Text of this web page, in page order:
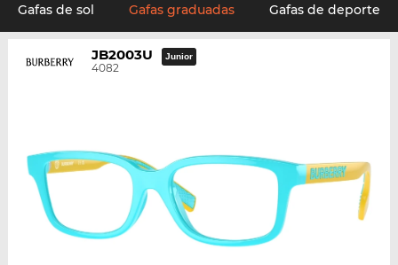
Gafas de sol Gafas graduadas Gafas de deporte
JB2003U
4082
Junior